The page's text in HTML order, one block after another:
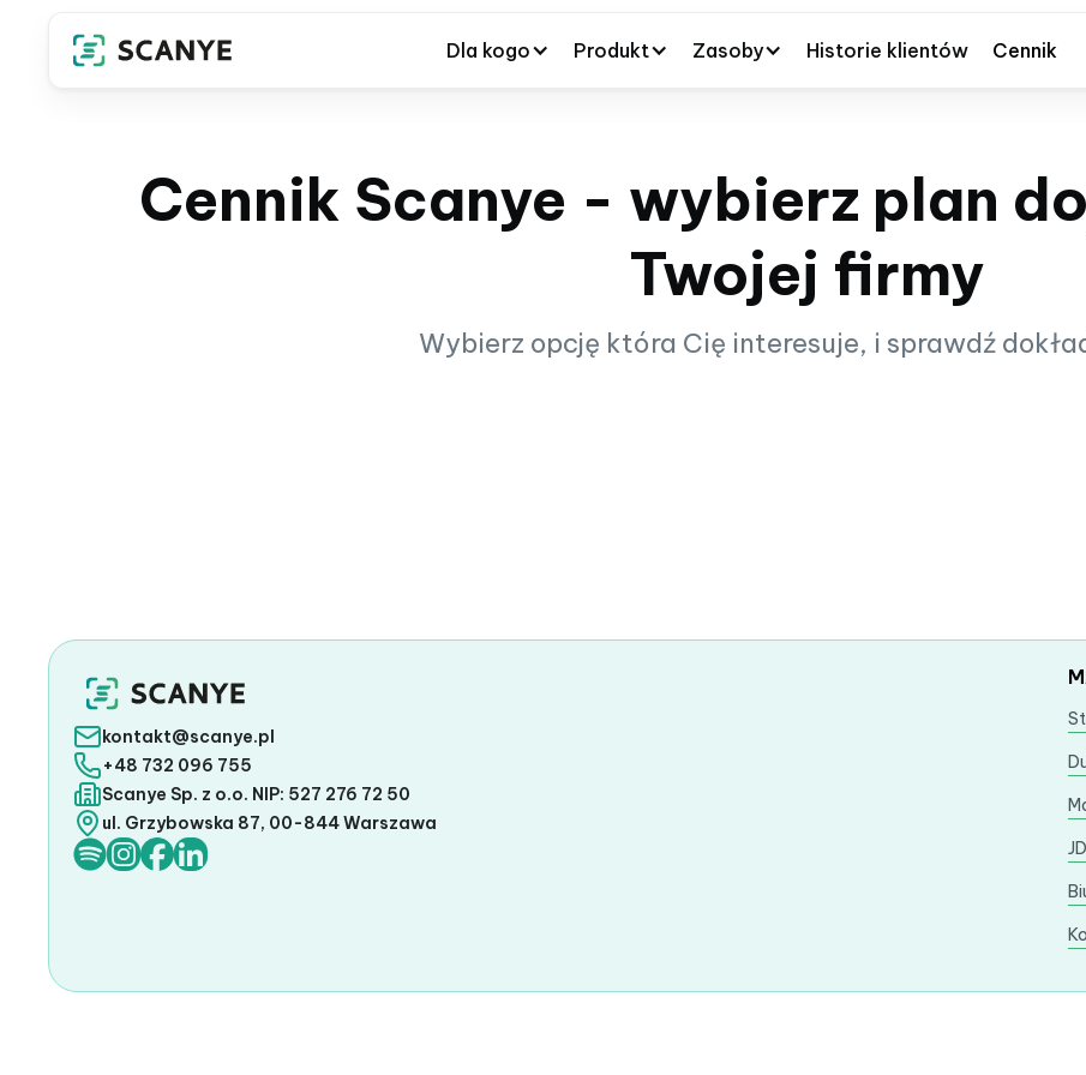
Dla kogo Produkt Zasoby Historie klientów Cennik
Cennik Scanye - wybierz plan
Twojej firmy
Wybierz opcję która Cię interesuje, i sprawdź
kontakt@scanye.pl
+48 732 096 755
Scanye Sp. z o.o. NIP: 527 276 72 50
ul. Grzybowska 87, 00-844 Warszawa